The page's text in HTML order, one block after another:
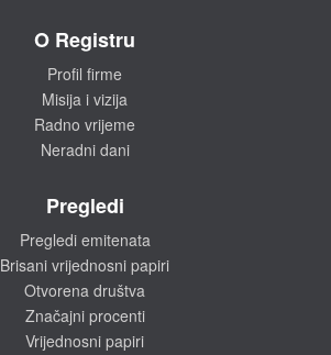
O Registru
Profil firme
Misija i vizija
Radno vrijeme
Neradni dani
Pregledi
Pregledi emitenata
Brisani vrijednosni papiri
Otvorena društva
Značajni procenti
Vrijednosni papiri